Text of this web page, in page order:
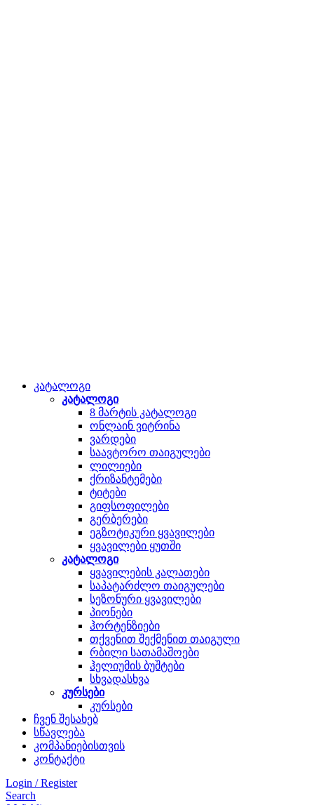
კატალოგი
კატალოგი
8 მარტის კატალოგი
ონლაინ ვიტრინა
ვარდები
საავტორო თაიგულები
ლილიები
ქრიზანტემები
ტიტები
გიფსოფილები
გერბერები
ეგზოტიკური ყვავილები
ყვავილები ყუთში
კატალოგი
ყვავილების კალათები
საპატარძლო თაიგულები
სეზონური ყვავილები
პიონები
ჰორტენზიები
თქვენით შექმენით თაიგული
რბილი სათამაშოები
ჰელიუმის ბუშტები
სხვადასხვა
კურსები
კურსები
ჩვენ შესახებ
სწავლება
კომპანიებისთვის
კონტაქტი
Login / Register
Search